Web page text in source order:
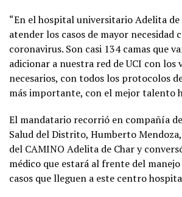
“En el hospital universitario Adelita de
atender los casos de mayor necesidad
coronavirus. Son casi 134 camas que
adicionar a nuestra red de UCI con los
necesarios, con todos los protocolos
más importante, con el mejor talento
El mandatario recorrió en compañía
Salud del Distrito, Humberto
del CAMINO Adelita de Char y
médico que estará al frente del
casos que lleguen a este centro